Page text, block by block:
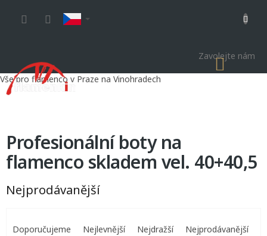
Zavolejte nám
Vše pro flamenco v Praze na Vinohradech
KOŠÍK
Profesionální boty na
flamenco skladem vel. 40+40,5
Nejprodávanější
Doporučujeme Nejlevnější Nejdražší Nejprodávanější